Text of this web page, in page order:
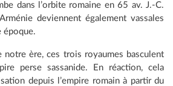
dans l’orbite romaine en 65 av. J.-C.
deviennent également vassales
époque.
notre ère, ces trois royaumes basculent
perse sassanide. En réaction, cela
depuis l’empire romain à partir du